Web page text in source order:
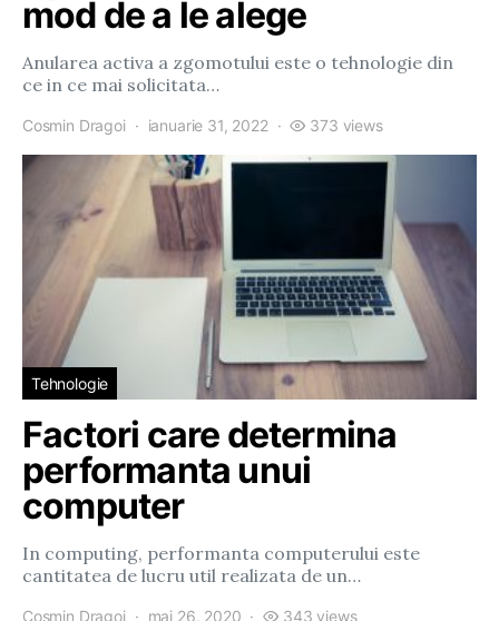
mod de a le alege
Anularea activa a zgomotului este o tehnologie din
ce in ce mai solicitata…
Cosmin Dragoi ianuarie 31, 2022 373 views
Tehnologie
Factori care determina
performanta unui
computer
In computing, performanta computerului este
cantitatea de lucru util realizata de un…
Cosmin Dragoi mai 26, 2020 343 views